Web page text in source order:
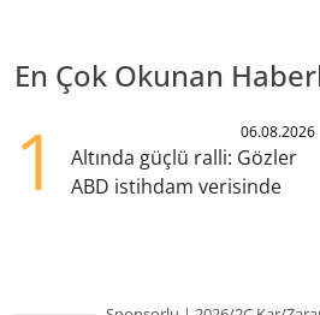
En Çok Okunan
1 06.08.2026
Altında güçlü ralli: Gözler
ABD istihdam verisinde